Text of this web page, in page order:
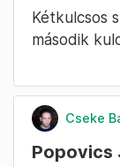
Kétkulcsos
második
Cseke
Popovics